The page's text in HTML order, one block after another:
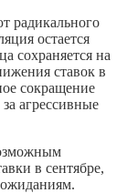
радикального
остается
сохраняется на
ставок в
сокращение
агрессивные
в сентябре,